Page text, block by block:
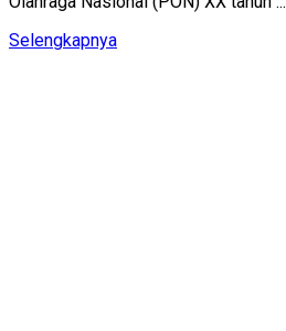
SelengkapnyaDetails